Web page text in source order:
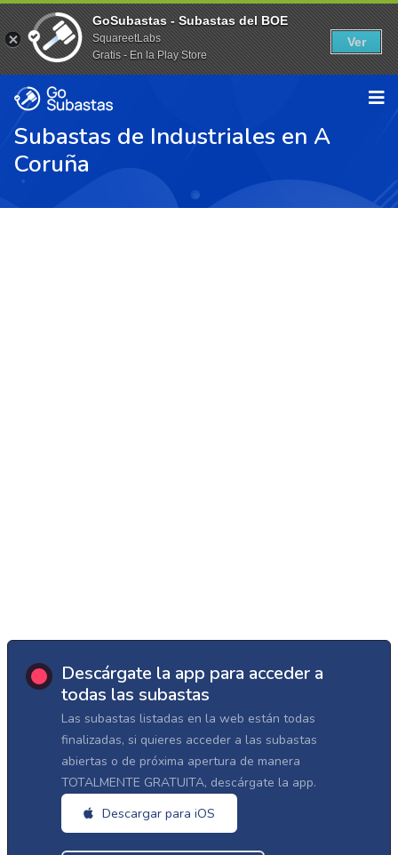
Subastas de Industriales en A
Coruña
Descárgate la app para acceder a
todas las subastas
Las subastas listadas en la web están todas
finalizadas, si quieres acceder a las subastas
abiertas o de próxima apertura de manera
TOTALMENTE GRATUITA, descárgate la app.
Descargar para iOS
GoSubastas - Subastas del BOE
SquareetLabs
Gratis - En la Play Store
Ver